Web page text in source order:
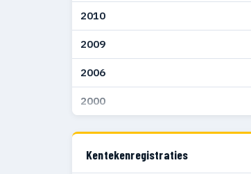
2010
2009
2006
2000
Kentekenregistraties